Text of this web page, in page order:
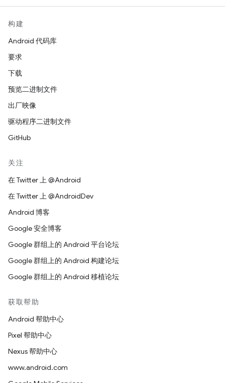
构建
Android 代码库
要求
下载
预览二进制文件
出厂映像
驱动程序二进制文件
GitHub
关注
在 Twitter 上 @Android
在 Twitter 上 @AndroidDev
Android 博客
Google 安全博客
Google 群组上的 Android 平台论坛
Google 群组上的 Android 构建论坛
Google 群组上的 Android 移植论坛
获取帮助
Android 帮助中心
Pixel 帮助中心
Nexus 帮助中心
www.android.com